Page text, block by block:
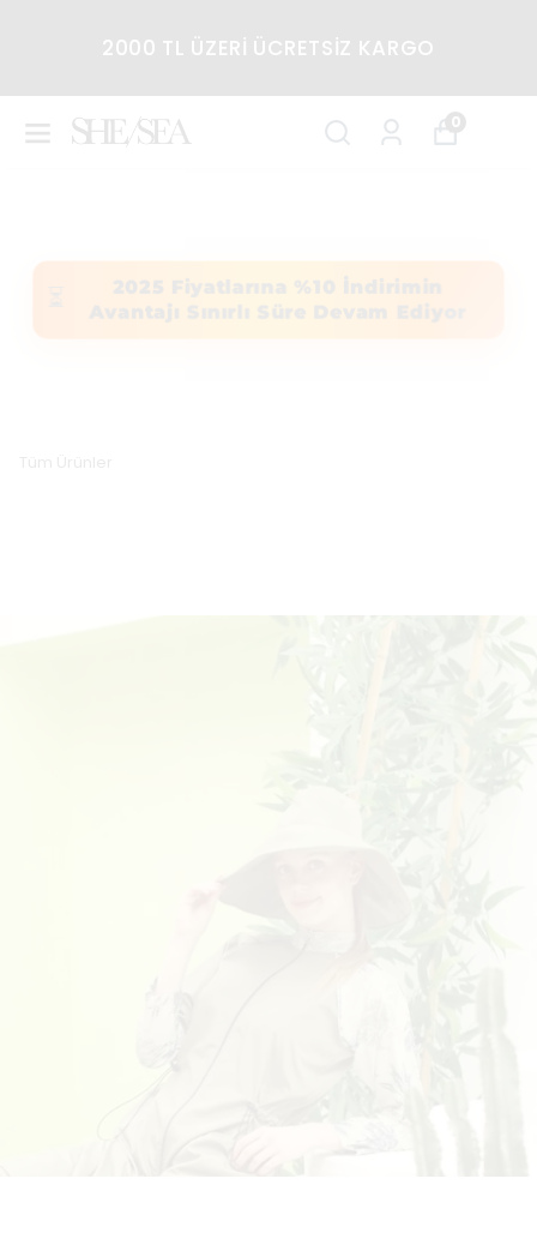
2000 TL ÜZERİ ÜCRETSİZ KARGO
0